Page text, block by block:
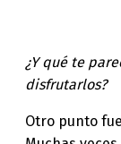
¿Y qué te
disfrutarlos?
Otro punto